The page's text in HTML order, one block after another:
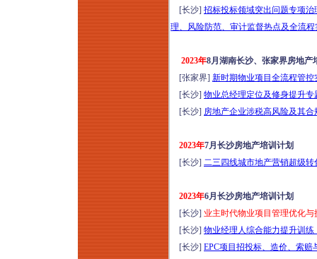
[长沙] 招标投标领域突出问题专项
理、风险防范、审计监督热点及全流
2023年8月湖南长沙、张家界房地产
[张家界] 新时期物业项目全流程管控
[长沙] 物业总经理定位及修身提升专
[长沙] 房地产企业涉税高风险及其
2023年7月长沙房地产培训计划
[长沙] 二三四线城市地产营销超级转
2023年6月长沙房地产培训计划
[长沙] 业主时代物业项目管理优化与
[长沙] 物业经理人综合能力提升训练
[长沙] EPC项目招投标、造价、索